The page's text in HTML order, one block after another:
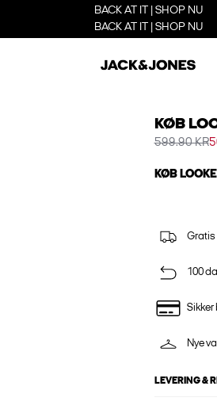
BACK AT IT | SHOP NU
BACK AT IT | SHOP NU
KØB
599.90 KR
KØB
Gratis
100
Sikker
Nye
LEVERING &